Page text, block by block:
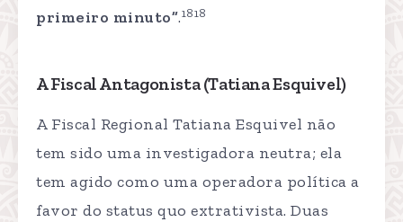
primeiro minuto”.1818
A Fiscal Antagonista (Tatiana Esquivel)
A Fiscal Regional Tatiana Esquivel não
tem sido uma investigadora neutra; ela
tem agido como uma operadora política a
favor do status quo extrativista. Duas